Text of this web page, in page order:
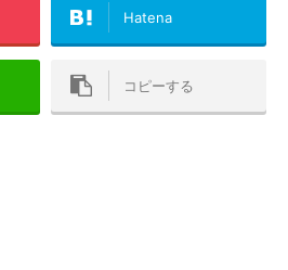
Hatena
コピーする